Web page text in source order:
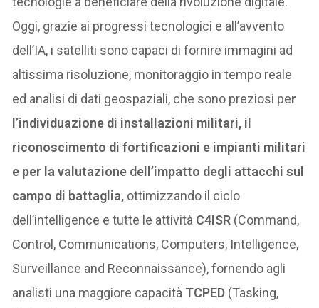
Oggi, grazie ai progressi tecnologici e all’avvento
dell’IA, i satelliti sono capaci di fornire immagini ad
altissima risoluzione, monitoraggio in tempo reale
ed analisi di dati geospaziali, che sono preziosi per
l’individuazione di installazioni militari, il
riconoscimento di fortificazioni e impianti militari
e per la valutazione dell’impatto degli attacchi sul
campo di battaglia, ottimizzando il ciclo
dell’intelligence e tutte le attività C4ISR (Command,
Control, Communications, Computers, Intelligence,
Surveillance and Reconnaissance), fornendo agli
analisti una maggiore capacità TCPED (Tasking,